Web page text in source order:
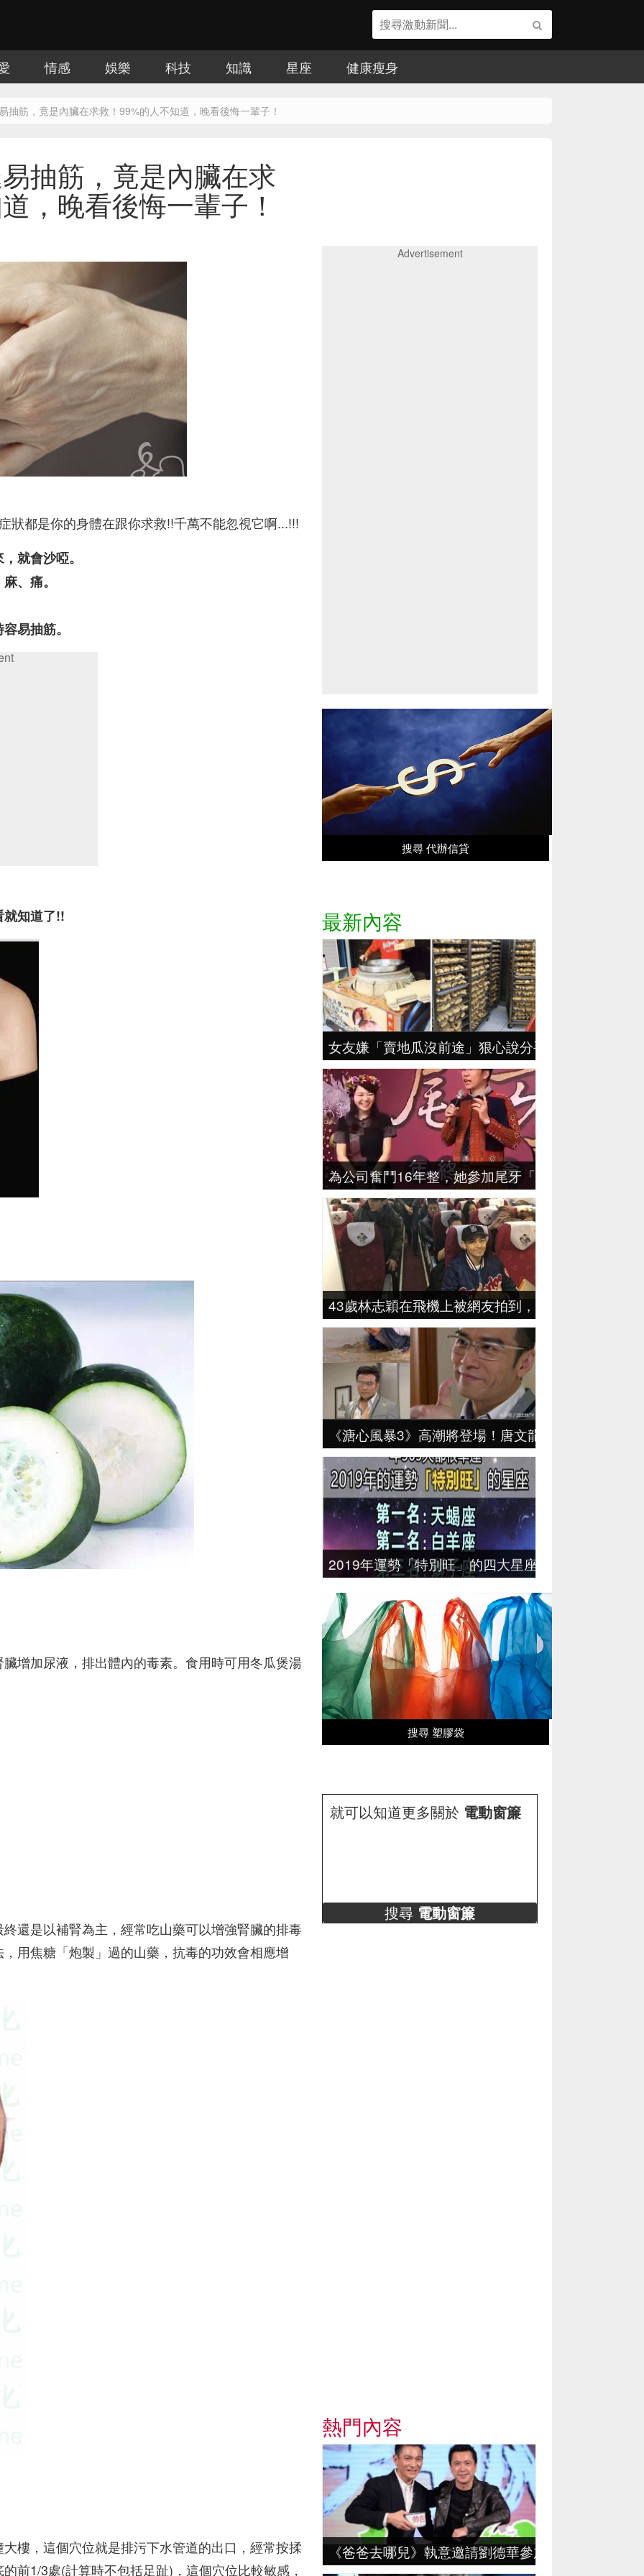
情感 娛樂 科技 知識 星座 健康瘦身
抽筋，竟是內臟在求救！99%的人不知道，晚看後悔一輩子！
抽筋，竟是內臟在求
，晚看後悔一輩子！
狀都是你的身體在跟你求救!!千萬不能忽視它啊...!!!
就會沙啞。
、痛。
易抽筋。
就知道了!!
增加尿液，排出體內的毒素。食用時可用冬瓜煲湯
還是以補腎為主，經常吃山藥可以增強腎臟的排毒
用焦糖「炮製」過的山藥，抗毒的功效會相應增
樓，這個穴位就是排污下水管道的出口，經常按揉
前1/3處(計算時不包括足趾)，這個穴位比較敏感，
Advertisement
搜尋 代辦信貸
最新內容
女友嫌「賣地瓜沒前途」狠心說分手，地瓜哥拼4
為公司奮鬥16年整，她參加尾牙「領三個月年終獎
43歲林志穎在飛機上被網友拍到，粉絲：真人和相
《溏心風暴3》高潮將登場！唐文龍跟陳敏之偷情是
2019年運勢「特別旺」的四大星座，天蠍座每一天
搜尋 塑膠袋
就可以知道更多關於 電動窗簾
搜尋 電動窗簾
熱門內容
《爸爸去哪兒》執意邀請劉德華參加，華仔開價 …